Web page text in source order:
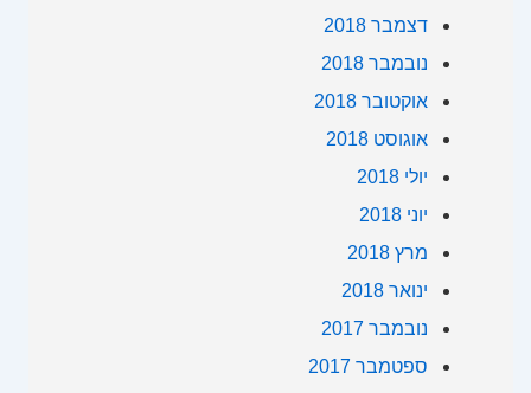
דצמבר 2018
נובמבר 2018
אוקטובר 2018
אוגוסט 2018
יולי 2018
יוני 2018
מרץ 2018
ינואר 2018
נובמבר 2017
ספטמבר 2017